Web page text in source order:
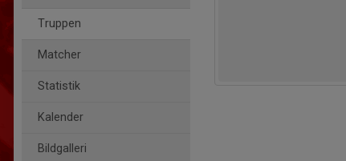
Truppen
Matcher
Statistik
Kalender
Bildgalleri